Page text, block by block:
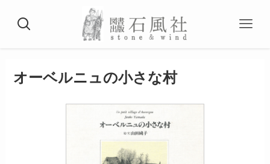
オーベルニュの小さな村